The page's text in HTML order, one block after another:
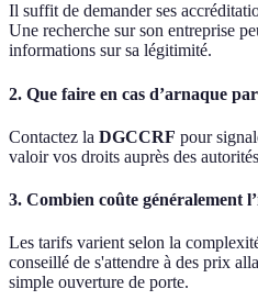
Il suffit de demander ses
Une recherche sur son entreprise
informations sur sa légitimité.
2. Que faire en cas d’arnaque
Contactez la DGCCRF pour
valoir vos droits auprès des
3. Combien coûte généralement
Les tarifs varient selon la
conseillé de s'attendre à des prix
simple ouverture de porte.